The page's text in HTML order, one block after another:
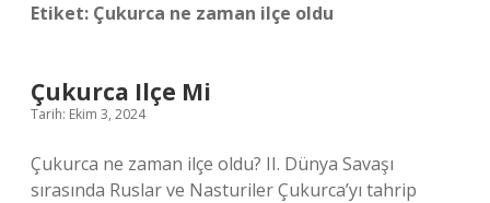
Etiket: Çukurca ne zaman ilçe oldu
Çukurca Ilçe Mi
Tarih: Ekim 3, 2024
Çukurca ne zaman ilçe oldu? II. Dünya Savaşı
sırasında Ruslar ve Nasturiler Çukurca’yı tahrip